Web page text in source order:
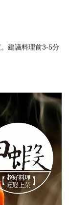
建議料理前3-5分